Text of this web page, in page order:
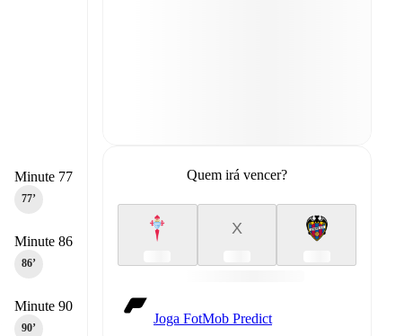
Minute 77
77‎’‎
Minute 86
86‎’‎
Minute 90
90‎’‎
Quem irá vencer?
X
Joga FotMob Predict